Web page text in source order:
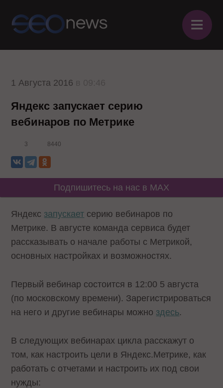
≡
1 Августа 2016
Яндекс запускает серию
вебинаров по Метрике
3 8440
Подпишитесь на нас в MAX
Яндекс запускает серию вебинаров по
Метрике. В августе команда сервиса будет
рассказывать о начале работы с Метрикой,
основных настройках и возможностях.
Первый вебинар состоится в 12:00 5 августа
(по московскому времени). Зарегистрироваться
на него и другие вебинары можно здесь.
В следующих вебинарах цикла расскажут о
том, как настроить цели в Яндекс.Метрике, как
работать с отчетами и настроить их под свои
нужды: